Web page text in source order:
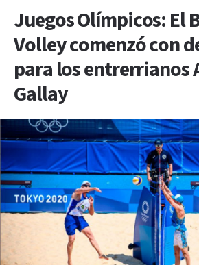
Juegos Olímpicos: El
Volley comenzó con
para los entrerrianos
Gallay